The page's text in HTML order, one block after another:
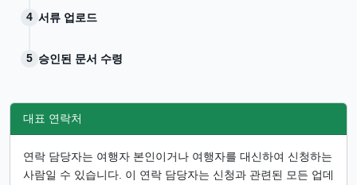
서류 업로드
승인된 문서 수령
대표 연락처
연락 담당자는 여행자 본인이거나 여행자를 대신하여 신청하는
사람일 수 있습니다. 이 연락 담당자는 신청과 관련된 모든 업데